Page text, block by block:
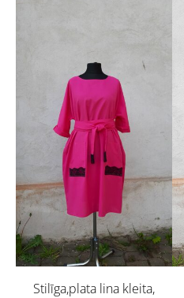
Stilīga,plata lina kleita,